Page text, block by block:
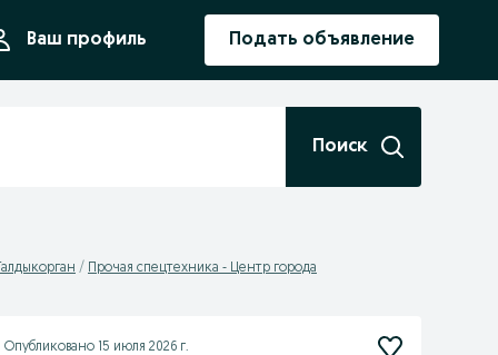
Ваш профиль Подать объявление
Поиск
Прочая спецтехника - Центр города
Опубликовано 15 июля 2026 г.